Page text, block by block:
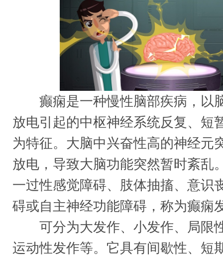
癫痫是一种慢性脑部疾病，以
放电引起的中枢神经系统反复、短
为特征。大脑中兴奋性高的神经元
放电，导致大脑功能突然暂时紊乱
一过性感觉障碍、肢体抽搐、意识
碍或自主神经功能障碍，称为癫痫
可分为大发作、小发作、局限
运动性发作等。它具有间歇性、短